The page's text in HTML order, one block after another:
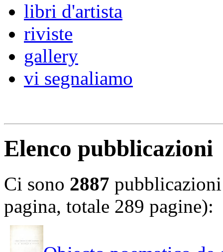
libri d'artista
riviste
gallery
vi segnaliamo
Elenco pubblicazioni
Ci sono 2887
pagina, totale 289 pagine):